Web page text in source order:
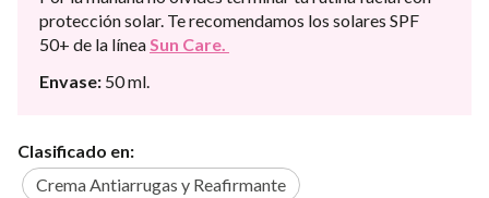
protección solar. Te recomendamos los solares SPF
50+ de la línea Sun Care.
Envase: 50 ml.
Clasificado en:
Crema Antiarrugas y Reafirmante